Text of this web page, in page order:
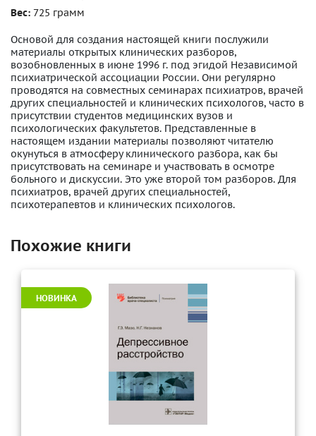
Вес: 725 грамм
Основой для создания настоящей книги послужили
материалы открытых клинических разборов,
возобновленных в июне 1996 г. под эгидой Независимой
психиатрической ассоциации России. Они регулярно
проводятся на совместных семинарах психиатров, врачей
других специальностей и клинических психологов, часто в
присутствии студентов медицинских вузов и
психологических факультетов. Представленные в
настоящем издании материалы позволяют читателю
окунуться в атмосферу клинического разбора, как бы
присутствовать на семинаре и участвовать в осмотре
больного и дискуссии. Это уже второй том разборов. Для
психиатров, врачей других специальностей,
психотерапевтов и клинических психологов.
Похожие книги
НОВИНКА